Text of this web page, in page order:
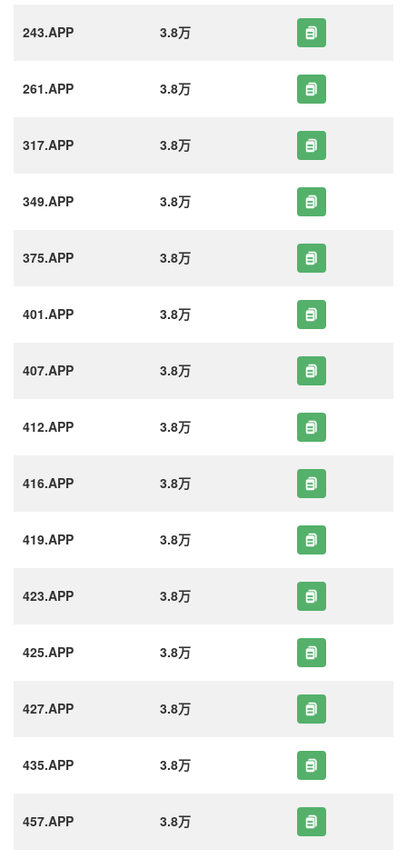
243.APP 3.8万
261.APP 3.8万
317.APP 3.8万
349.APP 3.8万
375.APP 3.8万
401.APP 3.8万
407.APP 3.8万
412.APP 3.8万
416.APP 3.8万
419.APP 3.8万
423.APP 3.8万
425.APP 3.8万
427.APP 3.8万
435.APP 3.8万
457.APP 3.8万